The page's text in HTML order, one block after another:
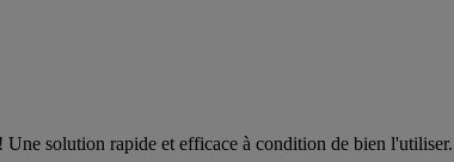
solution rapide et efficace à condition de bien